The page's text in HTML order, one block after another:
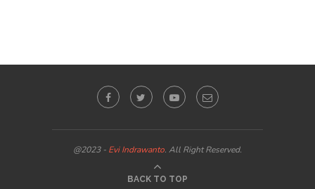
@2023 - Evi Indrawanto. All Right Reserved.
BACK TO TOP